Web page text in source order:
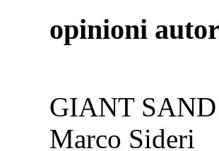
opinioni
GIANT
Marco Sideri